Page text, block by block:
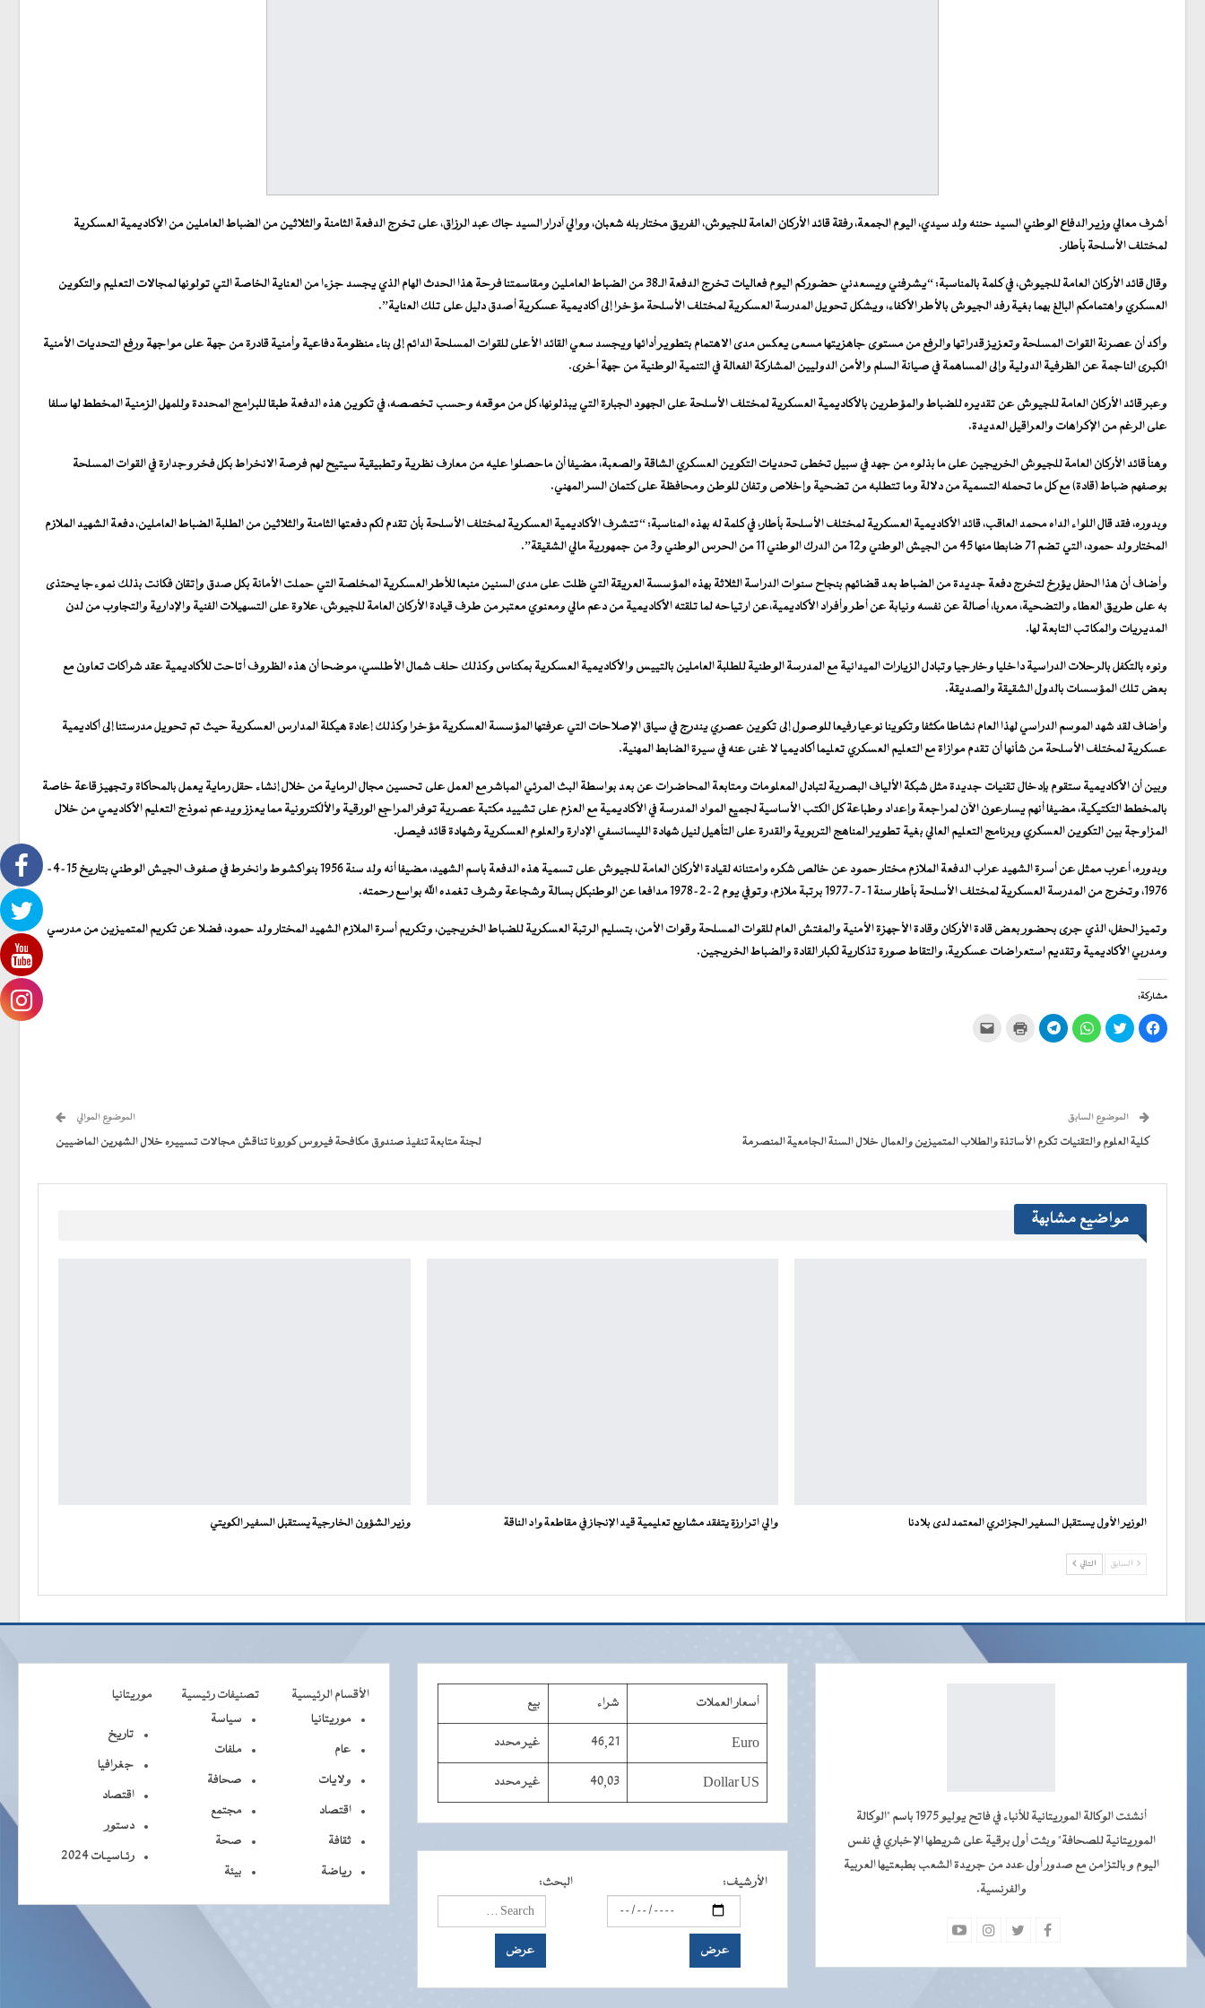
أشرف معالي وزير الدفاع الوطني السيد حننه ولد سيدي، اليوم الجمعة، رفقة قائد الأركان العامة للجيوش، الفريق مختار بله شعبان، ووالي آدرار السيد جاك عبد الرزاق، على تخرج الدفعة الثامنة والثلاثين من الضباط العاملين من الأكاديمية العسكرية
لمختلف الأسلحة بأطار.
وقال قائد الأركان العامة للجيوش، في كلمة بالمناسبة: “يشرفني ويسعدني حضوركم اليوم فعاليات تخرج الدفعة الـ38 من الضباط العاملين ومقاسمتنا فرحة هذا الحدث الهام الذي يجسد جزءا من العناية الخاصة التي تولونها لمجالات التعليم والتكوين
العسكري واهتمامكم البالغ بهما بغية رفد الجيوش بالأطر الأكفاء، ويشكل تحويل المدرسة العسكرية لمختلف الأسلحة مؤخرا إلى أكاديمية عسكرية أصدق دليل على تلك العناية”.
وأكد أن عصرنة القوات المسلحة وتعزيز قدراتها والرفع من مستوى جاهزيتها مسعى يعكس مدى الاهتمام بتطوير أدائها ويجسد سعي القائد الأعلى للقوات المسلحة الدائم إلى بناء منظومة دفاعية وأمنية قادرة من جهة على مواجهة ورفع التحديات الأمنية
الكبرى الناجمة عن الظرفية الدولية وإلى المساهمة في صيانة السلم والأمن الدوليين المشاركة الفعالة في التنمية الوطنية من جهة أخرى.
وعبر قائد الأركان العامة للجيوش عن تقديره للضباط والمؤطرين بالأكاديمية العسكرية لمختلف الأسلحة على الجهود الجبارة التي يبذلونها، كل من موقعه وحسب تخصصه، في تكوين هذه الدفعة طبقا للبرامج المحددة وللمهل الزمنية المخطط لها سلفا
على الرغم من الإكراهات والعراقيل العديدة.
وهنأ قائد الأركان العامة للجيوش الخريجين على ما بذلوه من جهد في سبيل تخطى تحديات التكوين العسكري الشاقة والصعبة، مضيفا أن ماحصلوا عليه من معارف نظرية وتطبيقية سيتيح لهم فرصة الانخراط بكل فخر وجدارة في القوات المسلحة
بوصفهم ضباط (قادة) مع كل ما تحمله التسمية من دلالة وما تتطلبه من تضحية وإخلاص وتفان للوطن ومحافظة على كتمان السر المهني.
وبدوره، فقد قال اللواء الداه محمد العاقب، قائد الأكاديمية العسكرية لمختلف الأسلحة بأطار، في كلمة له بهذه المناسبة: “تتشرف الأكاديمية العسكرية لمختلف الأسلحة بأن تقدم لكم دفعتها الثامنة والثلاثين من الطلبة الضباط العاملين، دفعة الشهيد الملازم
المختار ولد حمود، التي تضم 71 ضابطا منها 45 من الجيش الوطني و12 من الدرك الوطني 11 من الحرس الوطني و3 من جمهورية مالي الشقيقة”.
وأضاف أن هذا الحفل يؤرخ لتخرج دفعة جديدة من الضباط بعد قضائهم بنجاح سنوات الدراسة الثلاثة بهذه المؤسسة العريقة التي ظلت على مدى السنين منبعا للأطر العسكرية المخلصة التي حملت الأمانة بكل صدق وإتقان فكانت بذلك نموءجا يحتذى
به على طريق العطاء والتضحية، معربا، أصالة عن نفسه ونيابة عن أطر وأفراد الأكاديمية،عن ارتياحه لما تلقته الأكاديمية من دعم مالي ومعنوي معتبر من طرف قيادة الأركان العامة للجيوش، علاوة على التسهيلات الفنية والإدارية والتجاوب من لدن
المديريات والمكاتب التابعة لها.
ونوه بالتكفل بالرحلات الدراسية داخليا وخارجيا وتبادل الزيارات الميدانية مع المدرسة الوطنية للطلبة العاملين بالتييس والأكاديمية العسكرية بمكناس وكذلك حلف شمال الأطلسي، موضحا أن هذه الظروف أتاحت للأكاديمية عقد شراكات تعاون مع
بعض تلك المؤسسات بالدول الشقيقة والصديقة.
وأضاف لقد شهد الموسم الدراسي لهذا العام نشاطا مكثفا وتكوينا نوعيا رفيعا للوصول إلى تكوين عصري يندرج في سياق الإصلاحات التي عرفتها المؤسسة العسكرية مؤخرا وكذلك إعادة هيكلة المدارس العسكرية حيث تم تحويل مدرستنا إلى أكاديمية
عسكرية لمختلف الأسلحة من شأنها أن تقدم موازاة مع التعليم العسكري تعليما أكاديميا لا غنى عنه في سيرة الضابط المهنية.
وبين أن الأكاديمية ستقوم بإدخال تقنيات جديدة مثل شبكة الألياف البصرية لتبادل المعلومات ومتابعة المحاضرات عن بعد بواسطة البث المرئي المباشر مع العمل على تحسين مجال الرماية من خلال إنشاء حقل رماية يعمل بالمحاكاة وتجهيز قاعة خاصة
بالمخطط التكتيكية، مضيفا أنهم يسارعون الآن لمراجعة وإعداد وطباعة كل الكتب الأساسية لجميع المواد المدرسة في الأكاديمية مع العزم على تشييد مكتبة عصرية توفر المراجع الورقية والألكترونية مما يعزز ويدعم نموذج التعليم الأكاديمي من خلال
المزاوجة بين التكوين العسكري وبرنامج التعليم العالي بغية تطوير المناهج التربوية والقدرة على التأهيل لنيل شهادة الليسانسفي الإدارة والعلوم العسكرية وشهادة قائد فيصل.
وبدوره، أعرب ممثل عن أسرة الشهيد عراب الدفعة الملازم مختار حمود عن خالص شكره وامتنانه لقيادة الأركان العامة للجيوش على تسمية هذه الدفعة باسم الشهيد، مضيفا أنه ولد سنة 1956 بنواكشوط وانخرط في صفوف الجيش الوطني بتاريخ 15-4-
1976، وتخرج من المدرسة العسكرية لمختلف الأسلحة بأطار سنة 1-7-1977 برتبة ملازم، وتوفي يوم 2-2-1978 مدافعا عن الوطنبكل بسالة وشجاعة وشرف تغمده الله بواسع رحمته.
وتميز الحفل، الذي جرى بحضور بعض قادة الأركان وقادة الأجهزة الأمنية والمفتش العام للقوات المسلحة وقوات الأمن، بتسليم الرتبة العسكرية للضباط الخريجين، وتكريم أسرة الملازم الشهيد المختار ولد حمود، فضلا عن تكريم المتميزين من مدرسي
ومدربي الأكاديمية وتقديم استعراضات عسكرية، والتقاط صورة تذكارية لكبار القادة والضباط الخريجين.
مشاركة:
انقر
للمشاركة
على
اضغط
للمشاركة
على
انقر
للمشاركة
على
انقر
للمشاركة
اضغط
للطباعة
جديدة)
الموضوع السابق
كلية العلوم والتقنيات تكرم الأساتذة والطلاب المتميزين والعمال خلال السنة الجامعية المنصرمة
الموضوع الموالي
لجنة متابعة تنفيذ صندوق مكافحة فيروس كورونا تناقش مجالات تسييره خلال الشهرين الماضيين
مواضيع مشابهة
الوزير الأول يستقبل السفير الجزائري المعتمد لدى بلادنا والي اترارزة يتفقد مشاريع تعليمية قيد الإنجاز في مقاطعة واد الناقة وزير الشؤون الخارجية يستقبل السفير الكويتي
السابق التالي
أنشئت الوكالة الموريتانية للأنباء في فاتح يوليو 1975 باسم "الوكالة
الموريتانية للصحافة" وبثت أول برقية على شريطها الإخباري في نفس
اليوم و بالتزامن مع صدور أول عدد من جريدة الشعب بطبعتيها العربية
والفرنسية.
أسعار العملات شراء بيع
Euro
46,21 غير محدد
Dollar US
40,03 غير محدد
الأرشيف: البحث:
الأقسام الرئيسية تصنيفات رئيسية
موريتانيا
موريتانيا
عام
ولايات
اقتصاد
ثقافة
رياضة
سياسة
ملفات
صحافة
مجتمع
صحة
بيئة
تاريخ
جغرافيا
اقتصاد
دستور
رئـاسيـات 2024